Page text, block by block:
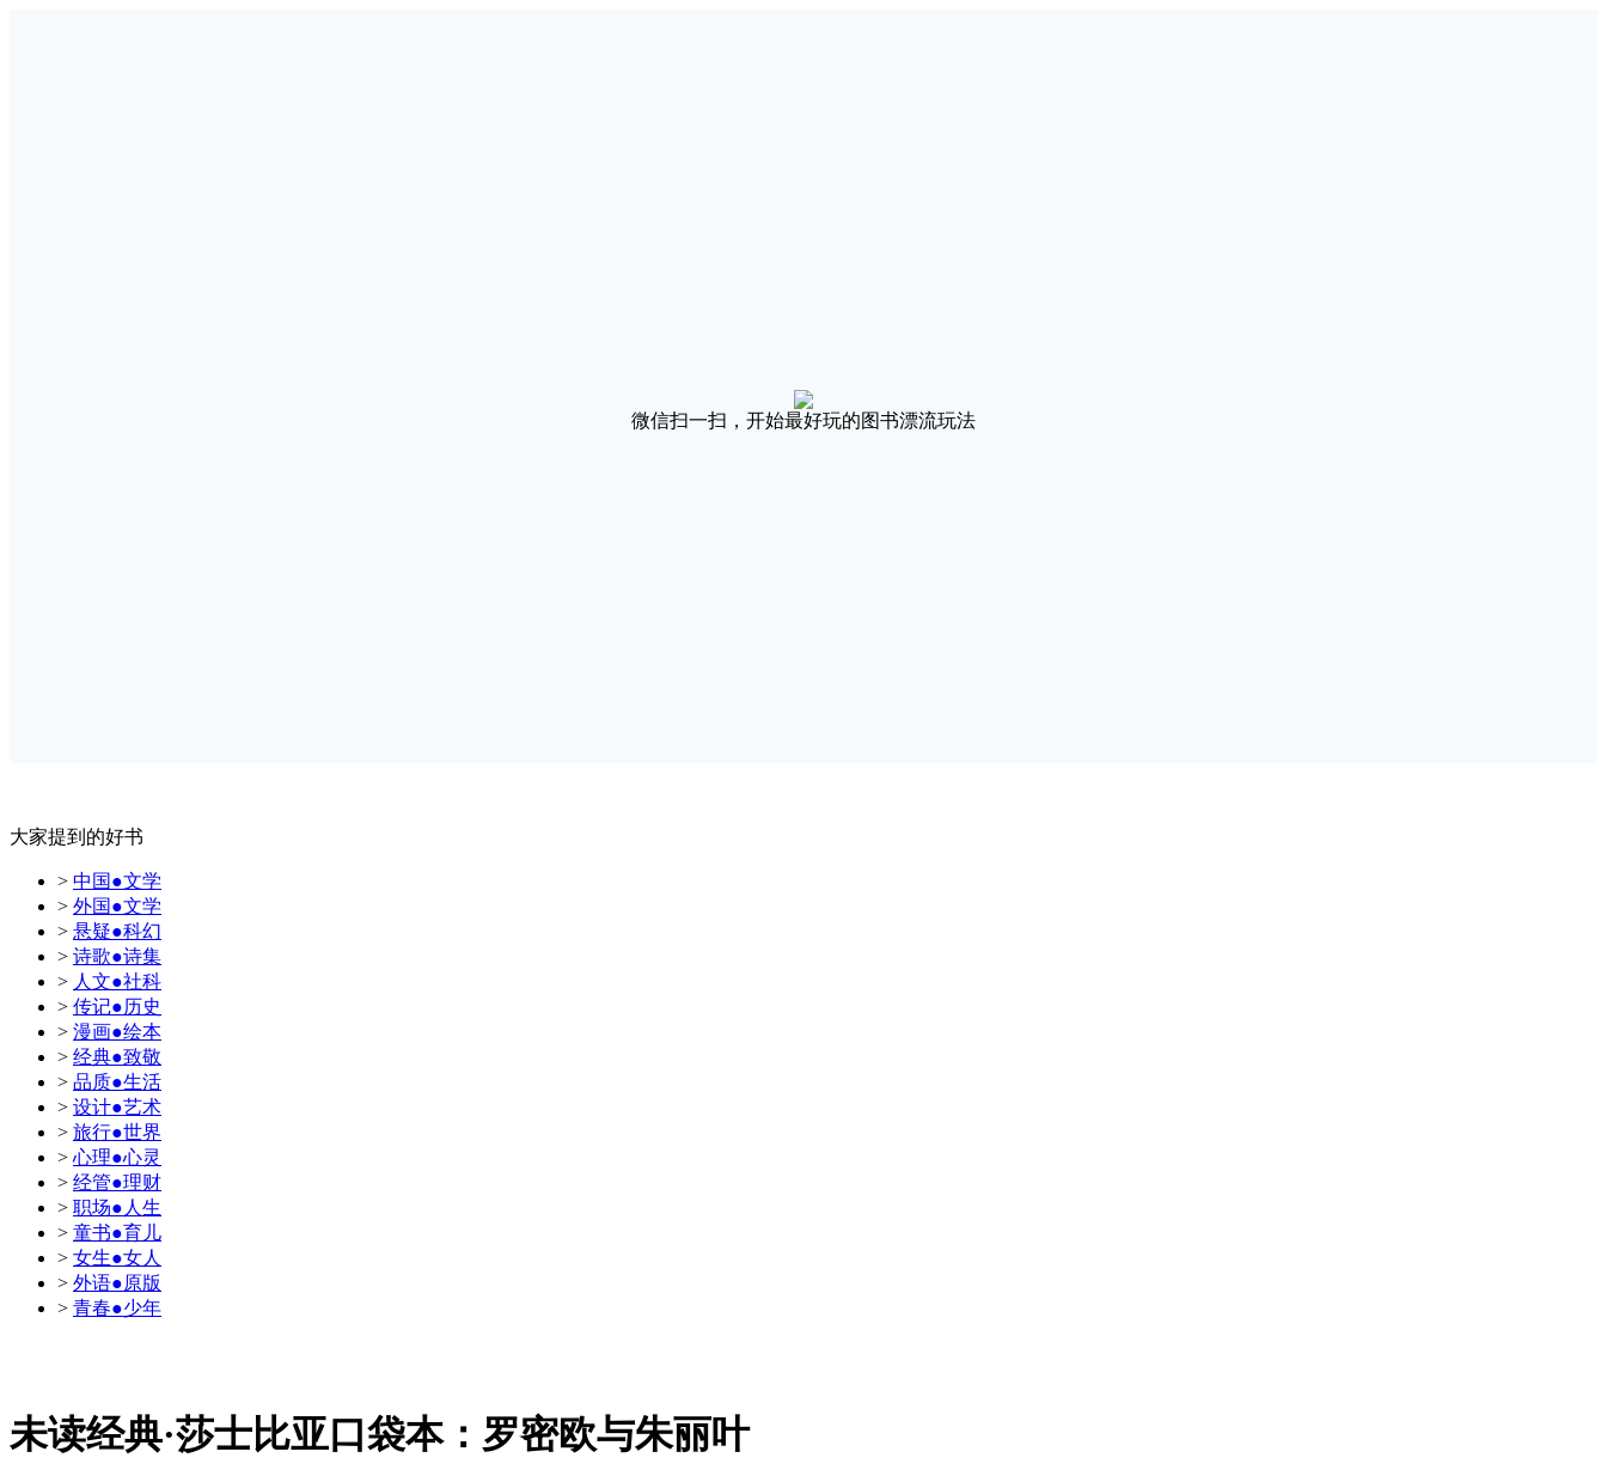
微信扫一扫，开始最好玩的图书漂流玩法
大家提到的好书
> 中国●文学
> 外国●文学
> 悬疑●科幻
> 诗歌●诗集
> 人文●社科
> 传记●历史
> 漫画●绘本
> 经典●致敬
> 品质●生活
> 设计●艺术
> 旅行●世界
> 心理●心灵
> 经管●理财
> 职场●人生
> 童书●育儿
> 女生●女人
> 外语●原版
> 青春●少年
未读经典·莎士比亚口袋本：罗密欧与朱丽叶